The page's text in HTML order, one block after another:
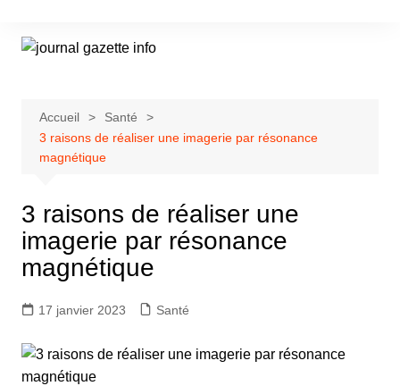
contenu
Accueil
Santé
3 raisons de réaliser une imagerie par résonance
magnétique
3 raisons de réaliser une
imagerie par résonance
magnétique
17 janvier 2023 Santé